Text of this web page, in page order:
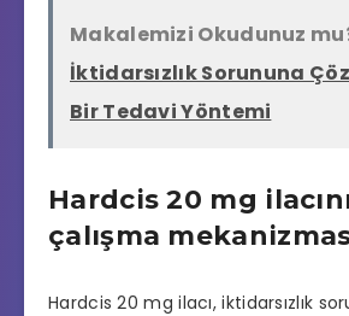
Makalemizi Okudunuz
İktidarsızlık Sorununa
Bir Tedavi Yöntemi
Hardcis 20 mg
çalışma
Hardcis 20 mg ilacı, iktidarsızlık